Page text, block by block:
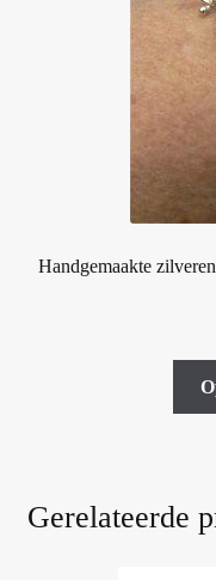
Handgemaakte
Gerelateerde